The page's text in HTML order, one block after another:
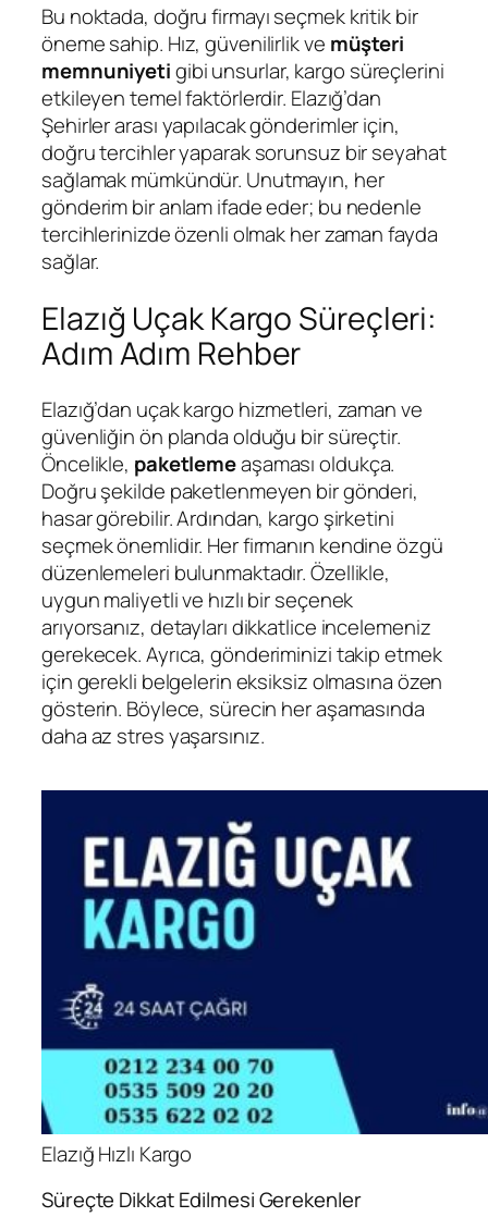
Bu noktada, doğru firmayı seçmek kritik bir
öneme sahip. Hız, güvenilirlik ve müşteri
memnuniyetigibi unsurlar, kargo süreçlerini
etkileyen temel faktörlerdir. Elazığ’dan
Şehirler arası yapılacak gönderimler için,
doğru tercihler yaparak sorunsuz bir seyahat
sağlamak mümkündür. Unutmayın, her
gönderim bir anlam ifade eder; bu nedenle
tercihlerinizde özenli olmak her zaman fayda
sağlar.
Elazığ Uçak Kargo Süreçleri:
Adım Adım Rehber
Elazığ’dan uçak kargo hizmetleri, zaman ve
güvenliğin ön planda olduğu bir süreçtir.
Öncelikle, paketlemeaşaması oldukça.
Doğru şekilde paketlenmeyen bir gönderi,
hasar görebilir. Ardından, kargo şirketini
seçmek önemlidir. Her firmanın kendine özgü
düzenlemeleri bulunmaktadır. Özellikle,
uygun maliyetli ve hızlı bir seçenek
arıyorsanız, detayları dikkatlice incelemeniz
gerekecek. Ayrıca, gönderiminizi takip etmek
için gerekli belgelerin eksiksiz olmasına özen
gösterin. Böylece, sürecin her aşamasında
daha az stres yaşarsınız.
Elazığ Hızlı Kargo
Süreçte Dikkat Edilmesi Gerekenler